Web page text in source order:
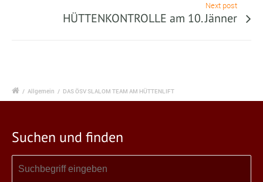
Next post
HÜTTENKONTROLLE am 10. Jänner
/ Allgemein / DAS ÖSV SLALOM TEAM AM HÜTTENLIFT
Suchen und finden